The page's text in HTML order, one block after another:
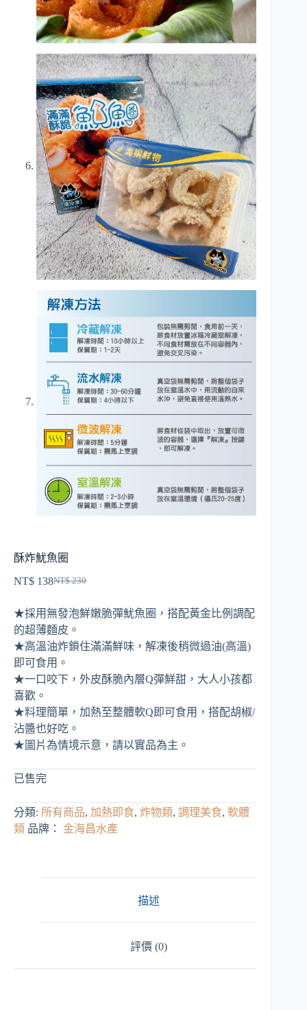
酥炸魷魚圈
NT$230
始
價
格：
NT$ 230。
NT$ 138
前
價
格：
NT$ 138。
★採用無發泡鮮嫩脆彈魷魚圈，搭配黃金比例調配
的超薄麵皮。
★高溫油炸鎖住滿滿鮮味，解凍後稍微過油(高溫)
即可食用。
★一口咬下，外皮酥脆內層Q彈鮮甜，大人小孩都
喜歡。
★料理簡單，加熱至整體軟Q即可食用，搭配胡椒/
沾醬也好吃。
★圖片為情境示意，請以實品為主。
已售完
分類: 所有商品, 加熱即食, 炸物類, 調理美食, 軟體
類 品牌： 金海昌水產
描述
評價 (0)